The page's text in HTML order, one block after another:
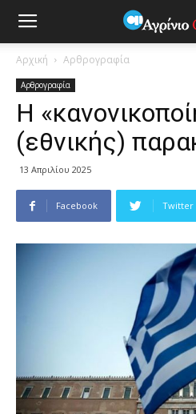
Αρχική Αρθρογραφία
Αρθρογραφία
Η
(εθνικής)
13 Απριλίου 2025
Facebook Twitter